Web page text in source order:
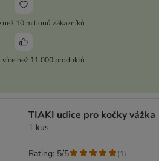
než 10 milionů zákazníků
více než 11 000 produktů
TIAKI udice pro kočky vážka
1 kus
Rating: 5/5 (1)